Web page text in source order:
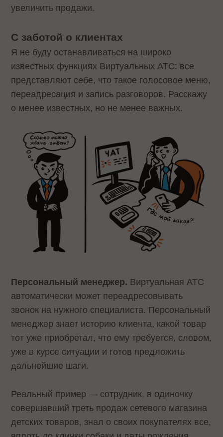
увеличить продажи.
С заботой о клиентах
Я не буду останавливаться на широко
известных функциях Виртуальных АТС: все
представляют себе, что такое голосовое меню,
переадресация и запись разговоров. Расскажу
о менее известных, но не менее важных.
Персональный менеджер. Виртуальная АТС
автоматически может переадресовывать
звонок на нужного специалиста. Персональный
менеджер знает историю клиента, какой товар
тот уже приобретал, что ему требуется, словом,
уже в курсе ситуации и готов предложить
дальнейшие шаги.
Реальный пример — сотрудник, в одиночку
совершавший треть продаж сетевого магазина
детских товаров, знал о своих покупателях все,